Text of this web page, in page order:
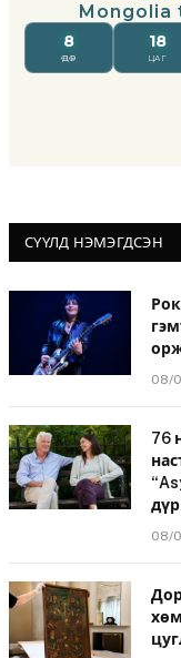
СҮҮЛД НЭМЭГДСЭН
08/
76
08/